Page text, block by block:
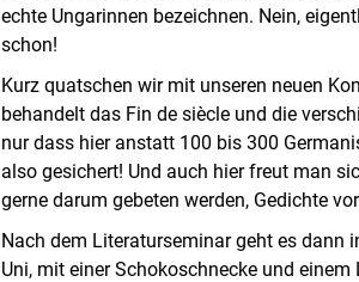
echte Ungarinnen bezeichnen. Nein,
schon!
Kurz quatschen wir mit unseren neuen
behandelt das Fin de siècle und die
nur dass hier anstatt 100 bis 300
also gesichert! Und auch hier freut man
gerne darum gebeten werden, Gedichte
Nach dem Literaturseminar geht es dann
Uni, mit einer Schokoschnecke und